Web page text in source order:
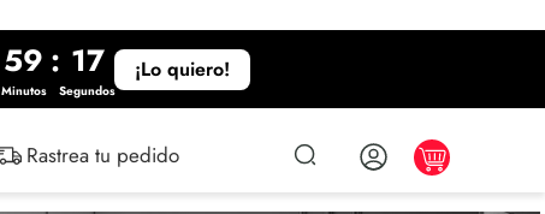
59
Minutos
: 16
Segundos
¡Lo quiero!
Rastrea tu pedido